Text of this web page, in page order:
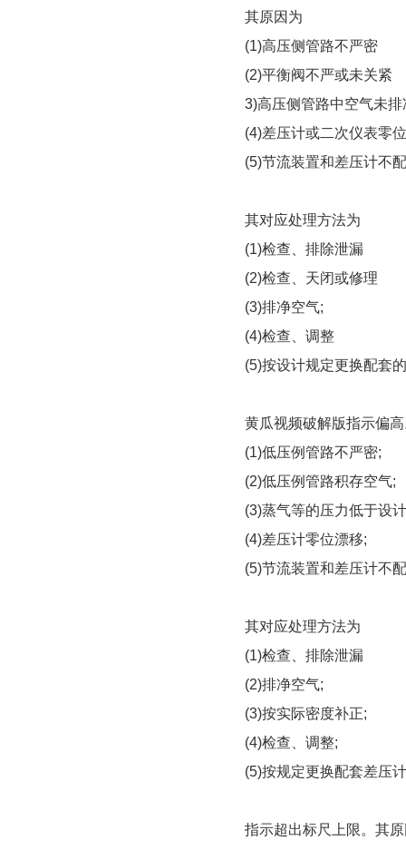
其原因为
(1)高压侧管路不严密
(2)平衡阀不严或未关紧
3)高压侧管路中空气未排
(4)差压计或二次仪表零
(5)节流装置和差压计不
其对应处理方法为
(1)检查、排除泄漏
(2)检查、天闭或修理
(3)排净空气;
(4)检查、调整
(5)按设计规定更换配套
黄瓜视频破解版指示偏
(1)低压例管路不严密;
(2)低压例管路积存空气;
(3)蒸气等的压力低于设
(4)差压计零位漂移;
(5)节流装置和差压计不
其对应处理方法为
(1)检查、排除泄漏
(2)排净空气;
(3)按实际密度补正;
(4)检查、调整;
(5)按规定更换配套差压
指示超出标尺上限。其